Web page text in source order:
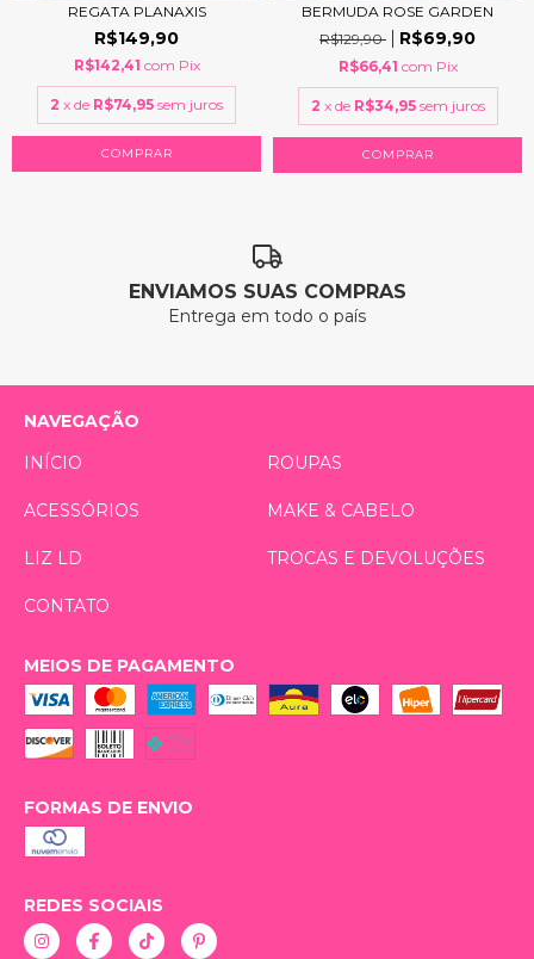
REGATA PLANAXIS
R$149,90
R$142,41 com Pix
2 x de R$74,95 sem juros
COMPRAR
BERMUDA ROSE GARDEN
R$129,90
R$69,90
R$66,41 com Pix
2 x de R$34,95 sem juros
COMPRAR
ENVIAMOS SUAS COMPRAS
Entrega em todo o país
NAVEGAÇÃO
INÍCIO
ROUPAS
ACESSÓRIOS MAKE & CABELO
LIZ LD TROCAS E DEVOLUÇÕES
CONTATO
MEIOS DE PAGAMENTO
FORMAS DE ENVIO
REDES SOCIAIS